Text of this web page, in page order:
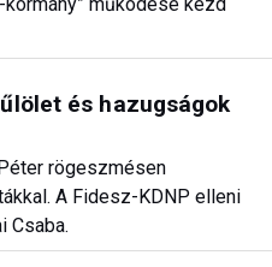
és hazugságok
rögeszmésen
A Fidesz-KDNP elleni
Csaba.